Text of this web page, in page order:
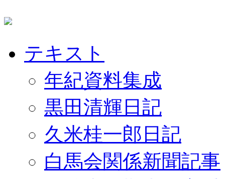
テキスト
年紀資料集成
黒田清輝日記
久米桂一郎日記
白馬会関係新聞記事